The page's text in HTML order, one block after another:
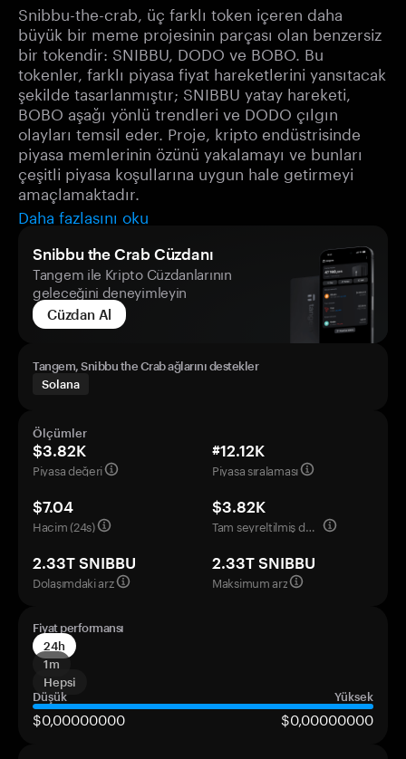
Snibbu-the-crab, üç farklı token içeren daha
büyük bir meme projesinin parçası olan benzersiz
bir tokendir: SNIBBU, DODO ve BOBO. Bu
tokenler, farklı piyasa fiyat hareketlerini yansıtacak
şekilde tasarlanmıştır; SNIBBU yatay hareketi,
BOBO aşağı yönlü trendleri ve DODO çılgın
olayları temsil eder. Proje, kripto endüstrisinde
piyasa memlerinin özünü yakalamayı ve bunları
çeşitli piyasa koşullarına uygun hale getirmeyi
amaçlamaktadır.
Daha fazlasını oku
Snibbu the Crab Cüzdanı
Tangem ile Kripto Cüzdanlarının
geleceğini deneyimleyin
Cüzdan Al
Tangem, Snibbu the Crab ağlarını destekler
Solana
Ölçümler
$3.82K
Piyasa değeri
#12.12K
Piyasa sıralaması
$7.04
Hacim (24s)
$3.82K
Tam seyreltilmiş değerleme
2.33T SNIBBU
Dolaşımdaki arz
2.33T SNIBBU
Maksimum arz
Fiyat performansı
24h
1m
Hepsi
Düşük
Yüksek
$0,00000000 $0,00000000